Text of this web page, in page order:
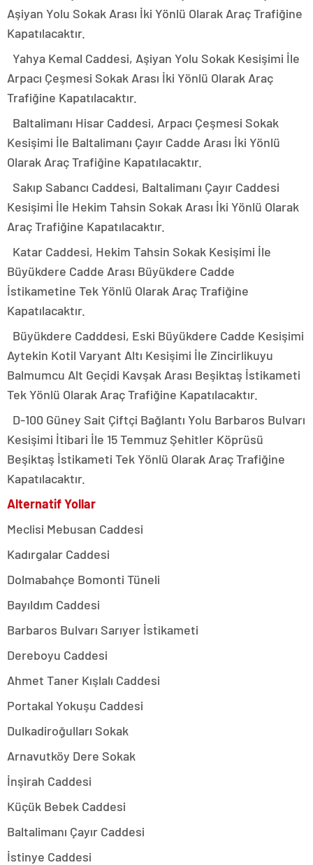
Aşiyan Yolu Sokak Arası İki Yönlü Olarak Araç Trafiğine
Kapatılacaktır.
Yahya Kemal Caddesi, Aşiyan Yolu Sokak Kesişimi İle
Arpacı Çeşmesi Sokak Arası İki Yönlü Olarak Araç
Trafiğine Kapatılacaktır.
Baltalimanı Hisar Caddesi, Arpacı Çeşmesi Sokak
Kesişimi İle Baltalimanı Çayır Cadde Arası İki Yönlü
Olarak Araç Trafiğine Kapatılacaktır.
Sakıp Sabancı Caddesi, Baltalimanı Çayır Caddesi
Kesişimi İle Hekim Tahsin Sokak Arası İki Yönlü Olarak
Araç Trafiğine Kapatılacaktır.
Katar Caddesi, Hekim Tahsin Sokak Kesişimi İle
Büyükdere Cadde Arası Büyükdere Cadde
İstikametine Tek Yönlü Olarak Araç Trafiğine
Kapatılacaktır.
Büyükdere Cadddesi, Eski Büyükdere Cadde Kesişimi
Aytekin Kotil Varyant Altı Kesişimi İle Zincirlikuyu
Balmumcu Alt Geçidi Kavşak Arası Beşiktaş İstikameti
Tek Yönlü Olarak Araç Trafiğine Kapatılacaktır.
D-100 Güney Sait Çiftçi Bağlantı Yolu Barbaros Bulvarı
Kesişimi İtibari İle 15 Temmuz Şehitler Köprüsü
Beşiktaş İstikameti Tek Yönlü Olarak Araç Trafiğine
Kapatılacaktır.
Alternatif Yollar
Meclisi Mebusan Caddesi
Kadırgalar Caddesi
Dolmabahçe Bomonti Tüneli
Bayıldım Caddesi
Barbaros Bulvarı Sarıyer İstikameti
Dereboyu Caddesi
Ahmet Taner Kışlalı Caddesi
Portakal Yokuşu Caddesi
Dulkadiroğulları Sokak
Arnavutköy Dere Sokak
İnşirah Caddesi
Küçük Bebek Caddesi
Baltalimanı Çayır Caddesi
İstinye Caddesi